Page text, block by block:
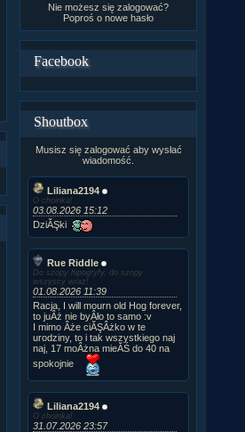
Nie możesz się zalogować?
Poproś o nowe hasło
Facebook
Shoutbox
Musisz się zalogować aby wysłać
wiadomość.
Liliana2194
O choinka!
03.08.2026 15:12
DziĂŞki
Rue Riddle
Do szopy hipogryfy, do szopy
wszyscy wraz!
01.08.2026 11:39
Racja, I will mourn old Hog forever,
to juÂż nie byÂło to samo :v
I mimo Âże ciĂŞÂżko w te
urodziny, to i tak wszystkiego naj
naj, 17 moÂżna mieĂŚ do 40 na
spokojnie
Liliana2194
O choinka!
31.07.2026 23:57